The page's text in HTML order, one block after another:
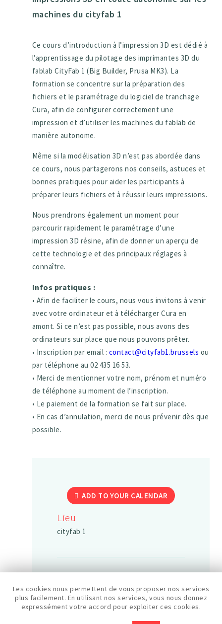
machines du cityfab 1
Ce cours d’introduction à l’impression 3D est dédié à
l’apprentissage du pilotage des imprimantes 3D du
fablab CityFab 1 (Big Builder, Prusa MK3). La
formation se concentre sur la préparation des
fichiers et le paramétrage du logiciel de tranchage
Cura, afin de configurer correctement une
impression et d’utiliser les machines du fablab de
manière autonome.
Même si la modélisation 3D n’est pas abordée dans
ce cours, nous partagerons nos conseils, astuces et
bonnes pratiques pour aider les participants à
préparer leurs fichiers et à réussir leurs impressions.
Nous prendrons également un moment pour
parcourir rapidement le paramétrage d’une
impression 3D résine, afin de donner un aperçu de
cette technologie et des principaux réglages à
connaître.
Infos pratiques :
• Afin de faciliter le cours, nous vous invitons à venir
avec votre ordinateur et à télécharger Cura en
amont. Si ce n’est pas possible, nous avons des
ordinateurs sur place que nous pouvons prêter.
• Inscription par email : contact@cityfab1.brussels ou
par téléphone au 02 435 16 53.
• Merci de mentionner votre nom, prénom et numéro
de téléphone au moment de l’inscription.
• Le paiement de la formation se fait sur place.
• En cas d’annulation, merci de nous prévenir dès que
possible.
ADD TO YOUR CALENDAR
Lieu
cityfab 1
Date
25/08/2026
Les cookies nous permettent de vous proposer nos services
plus facilement. En utilisant nos services, vous nous donnez
expressément votre accord pour exploiter ces cookies.